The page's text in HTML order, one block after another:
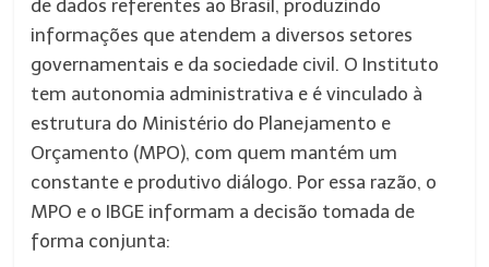
de dados referentes ao Brasil, produzindo
informações que atendem a diversos setores
governamentais e da sociedade civil. O Instituto
tem autonomia administrativa e é vinculado à
estrutura do Ministério do Planejamento e
Orçamento (MPO), com quem mantém um
constante e produtivo diálogo. Por essa razão, o
MPO e o IBGE informam a decisão tomada de
forma conjunta: